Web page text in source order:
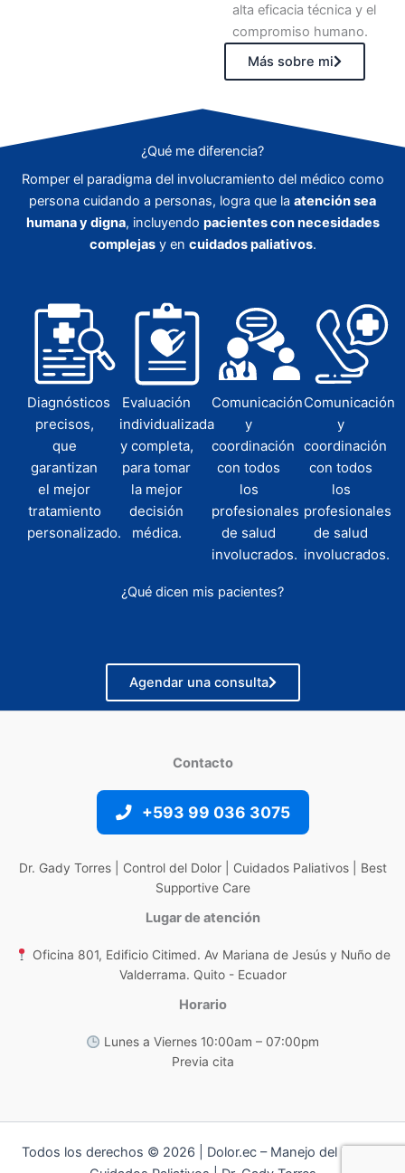
alta eficacia técnica y el
compromiso humano.
Más sobre mi
¿Qué me diferencia?
Romper el paradigma del involucramiento del médico como
persona cuidando a personas, logra que la atención sea
humana y digna, incluyendo pacientes con necesidades
complejasy en cuidados paliativos.
Diagnósticos
precisos,
que
garantizan
el mejor
tratamiento
personalizado.
Evaluación
individualizada
y completa,
para tomar
la mejor
decisión
médica.
Comunicación
y
coordinación
con todos
los
profesionales
de salud
involucrados.
Comunicación
y
coordinación
con todos
los
profesionales
de salud
involucrados.
¿Qué dicen mis pacientes?
Agendar una consulta
Contacto
+593 99 036 3075
Dr. Gady Torres | Control del Dolor | Cuidados Paliativos | Best
Supportive Care
Lugar de atención
Oficina 801, Edificio Citimed. Av Mariana de Jesús y Nuño de
Valderrama. Quito - Ecuador
Horario
Lunes a Viernes 10:00am – 07:00pm
Previa cita
Todos los derechos © 2026 | Dolor.ec – Manejo del Dolor y